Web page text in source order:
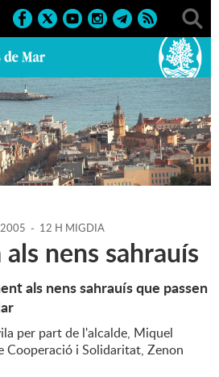
Agenda > 09-07-2005
2005 - 12 H MIGDIA
nens sahrauís
als nens sahrauís que passen
per part de l'alcalde, Miquel
Cooperació i Solidaritat, Zenon